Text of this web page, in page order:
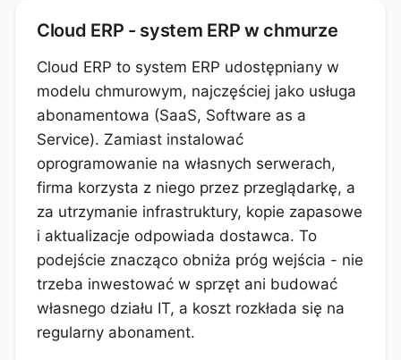
Cloud ERP - system ERP w chmurze
Cloud ERP to system ERP udostępniany w
modelu chmurowym, najczęściej jako usługa
abonamentowa (SaaS, Software as a
Service). Zamiast instalować
oprogramowanie na własnych serwerach,
firma korzysta z niego przez przeglądarkę, a
za utrzymanie infrastruktury, kopie zapasowe
i aktualizacje odpowiada dostawca. To
podejście znacząco obniża próg wejścia - nie
trzeba inwestować w sprzęt ani budować
własnego działu IT, a koszt rozkłada się na
regularny abonament.